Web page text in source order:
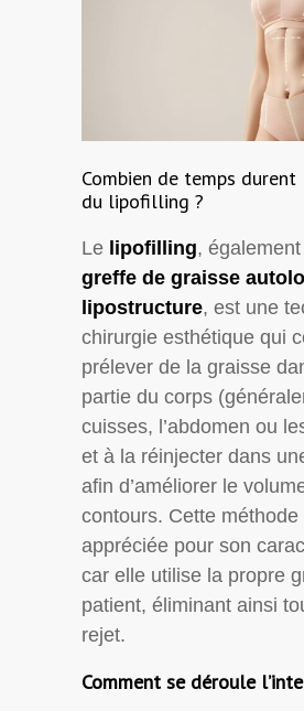
Combien de temps
du lipofilling ?
Le lipofilling,
greffe de graisse
lipostructure, est une
chirurgie esthétique qui
prélever de la graisse
partie du corps
cuisses, l’abdomen ou
et à la réinjecter dans
afin d’améliorer le
contours. Cette méthode
appréciée pour son
car elle utilise la propre
patient, éliminant ainsi
rejet.
Comment se déroule